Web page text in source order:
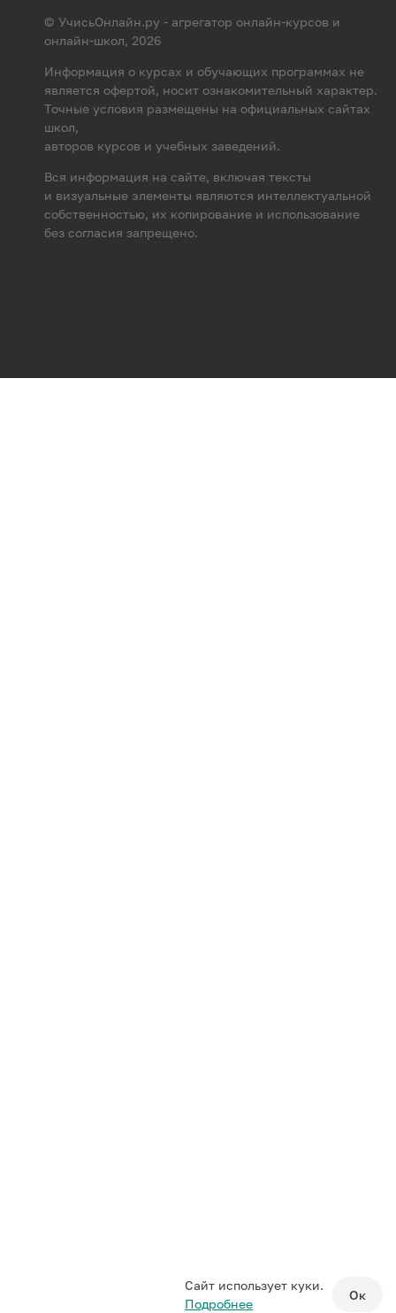
Сайт использует куки.
Подробнее
Ок
© УчисьОнлайн.ру - агрегатор онлайн-курсов и
онлайн-школ, 2026
Информация о курсах и обучающих программах не
является офертой, носит ознакомительный характер.
Точные условия размещены на официальных сайтах
школ,
авторов курсов и учебных заведений.
Вся информация на сайте, включая тексты
и визуальные элементы являются интеллектуальной
собственностью, их копирование и использование
без согласия запрещено.